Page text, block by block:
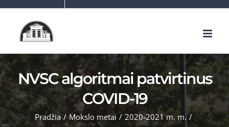
NVSC algoritmai patvirtinus
COVID-19
Pradžia / Mokslo metai / 2020-2021 m. m. /